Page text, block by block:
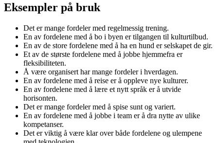
Eksempler på bruk
Det er mange fordeler med regelmessig trening.
En av fordelene med å bo i byen er tilgangen til kulturtilbud.
En av de store fordelene med å ha en hund er selskapet de gir.
Et av de største fordelene med å jobbe hjemmefra er
fleksibiliteten.
Å være organisert har mange fordeler i hverdagen.
En av fordelene med å reise er å oppleve nye kulturer.
En av fordelene med å lære et nytt språk er å utvide
horisonten.
Det er mange fordeler med å spise sunt og variert.
En av fordelene med å jobbe i team er å dra nytte av ulike
kompetanser.
Det er viktig å være klar over både fordelene og ulempene